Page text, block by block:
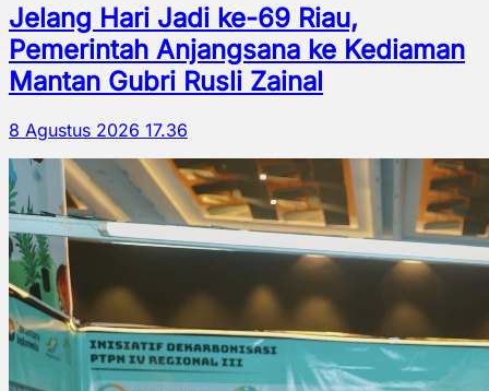
Jelang Hari Jadi ke-69 Riau,
Pemerintah Anjangsana ke Kediaman
Mantan Gubri Rusli Zainal
8 Agustus 2026 17.36